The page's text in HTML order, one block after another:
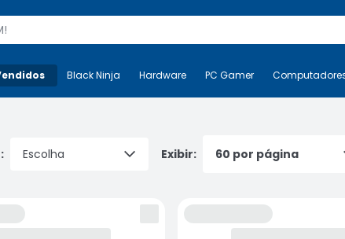
Mais-v- Black Ninja Hardware PC Gamer
Black Ninja Hardware PC Gamer
Exibir: